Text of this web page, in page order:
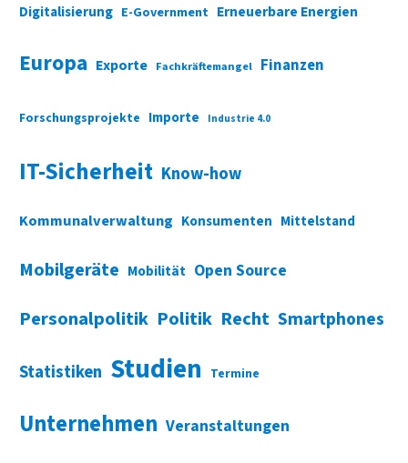
Digitalisierung E-Government Erneuerbare Energien
Europa Exporte Fachkräftemangel Finanzen
Forschungsprojekte Importe Industrie 4.0
IT-Sicherheit Know-how
Kommunalverwaltung Konsumenten Mittelstand
Mobilgeräte Mobilität Open Source
Personalpolitik Politik Recht Smartphones
Statistiken Studien Termine
Unternehmen Veranstaltungen